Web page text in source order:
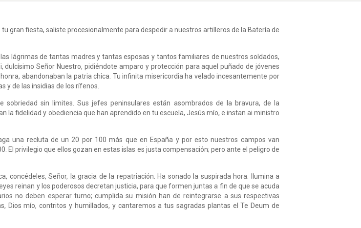
gran fiesta, saliste procesionalmente para despedir a nuestros artilleros de la Batería de
lágrimas de tantas madres y tantas esposas y tantos familiares de nuestros soldados,
Señor Nuestro, pidiéndote amparo y protección para aquel puñado de jóvenes
abandonaban la patria chica. Tu infinita misericordia ha velado incesantemente por
y de las insidias de los rífenos.
sobriedad sin limites. Sus jefes peninsulares están asombrados de la bravura, de la
la fidelidad y obediencia que han aprendido en tu escuela, Jesús mío, e instan ai ministro
una recluta de un 20 por 100 más que en España y por esto nuestros campos van
El privilegio que ellos gozan en estas islas es justa compensación; pero ante el peligro de
concédeles, Señor, la gracia de la repatriación. Ha sonado la suspirada hora. Ilumina a
reinan y los poderosos decretan justicia, para que formen juntas a fin de que se acuda
no deben esperar turno; cumplida su misión han de reintegrarse a sus respectivas
Dios mío, contritos y humillados, y cantaremos a tus sagradas plantas el Te Deum de